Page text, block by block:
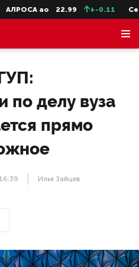
ао 22.99 +-0.11 СевСт-ао
по делу вуза
прямо
Илья Зайцев